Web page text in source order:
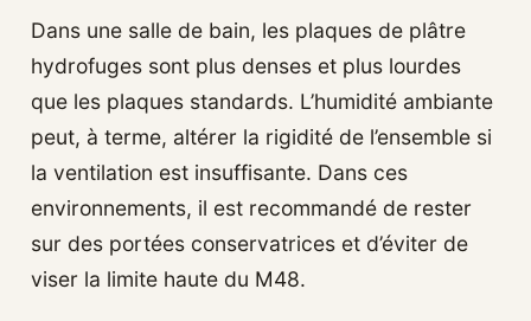
Dans une salle de bain, les plaques de plâtre
hydrofuges sont plus denses et plus lourdes
que les plaques standards. L’humidité ambiante
peut, à terme, altérer la rigidité de l’ensemble si
la ventilation est insuffisante. Dans ces
environnements, il est recommandé de rester
sur des portées conservatrices et d’éviter de
viser la limite haute du M48.